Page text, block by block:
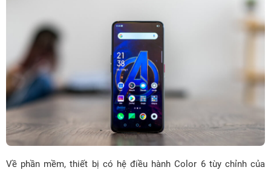
Về phần mềm, thiết bị có hệ điều hành Color 6 tùy chỉnh của